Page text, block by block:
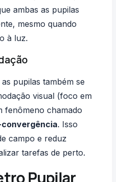
ambas as pupilas
mesmo quando
à luz.
pupilas também se
visual (foco em
fenômeno chamado
. Isso
campo e reduz
tarefas de perto.
Pupilar